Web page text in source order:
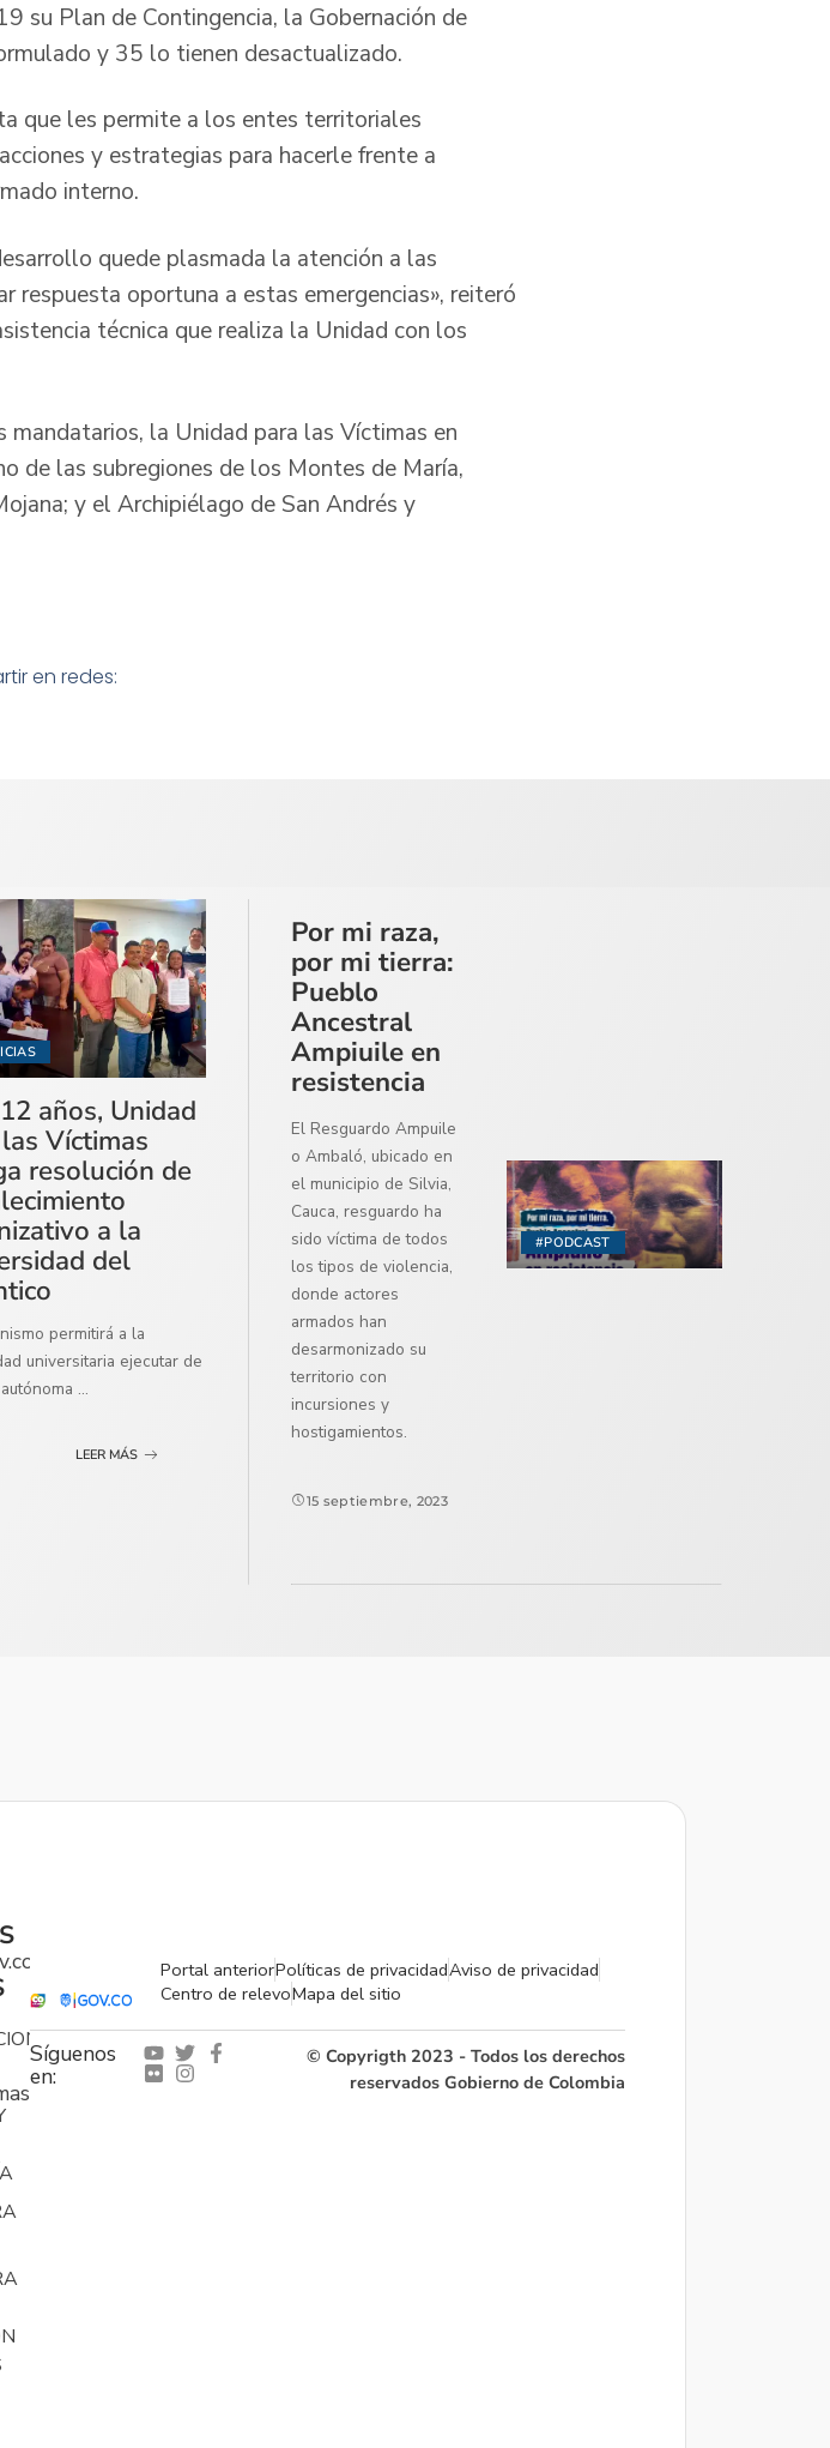
su Plan de Contingencia, la Gobernación de
y 35 lo tienen desactualizado.
que les permite a los entes territoriales
y estrategias para hacerle frente a
interno.
quede plasmada la atención a las
respuesta oportuna a estas emergencias», reiteró
técnica que realiza la Unidad con los
la Unidad para las Víctimas en
de las subregiones de los Montes de María,
y el Archipiélago de San Andrés y
en redes:
años, Unidad
Víctimas
resolución de
a la
del
permitirá a la
universitaria ejecutar de
...
LEER MÁS
#PODCAST
Por mi raza,
por mi tierra:
Pueblo
Ancestral
Ampiuile en
resistencia
El Resguardo Ampuile
o Ambaló, ubicado en
el municipio de Silvia,
Cauca, resguardo ha
sido víctima de todos
los tipos de violencia,
donde actores
armados han
desarmonizado su
territorio con
incursiones y
hostigamientos.
15 septiembre, 2023
Portal anteriorPolíticas de privacidadAviso de privacidad
Centro de relevoMapa del sitio
Síguenos
en:
© Copyrigth 2023 - Todos los derechos
reservados Gobierno de Colombia